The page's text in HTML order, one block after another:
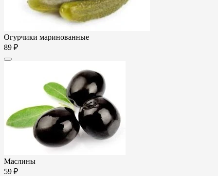
Огурчики маринованные
89 ₽
Маслины
59 ₽